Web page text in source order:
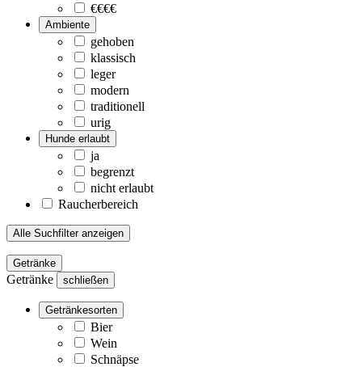
€€€€
Ambiente
gehoben
klassisch
leger
modern
traditionell
urig
Hunde erlaubt
ja
begrenzt
nicht erlaubt
Raucherbereich
Alle Suchfilter anzeigen
Getränke
Getränke schließen
Getränkesorten
Bier
Wein
Schnäpse